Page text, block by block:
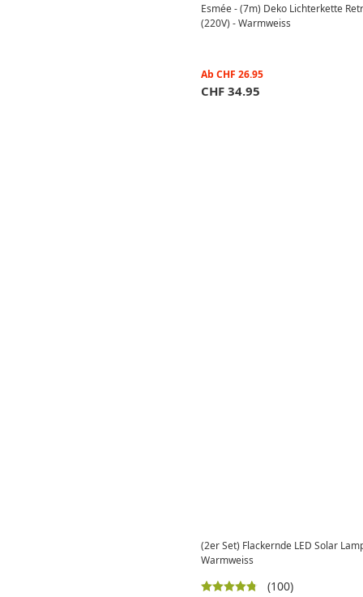
Esmée - (7m) Deko Lichterkette
(220V) - Warmweiss
Ab CHF 26.95
CHF 34.95
(2er Set) Flackernde LED Solar
Warmweiss
(100)